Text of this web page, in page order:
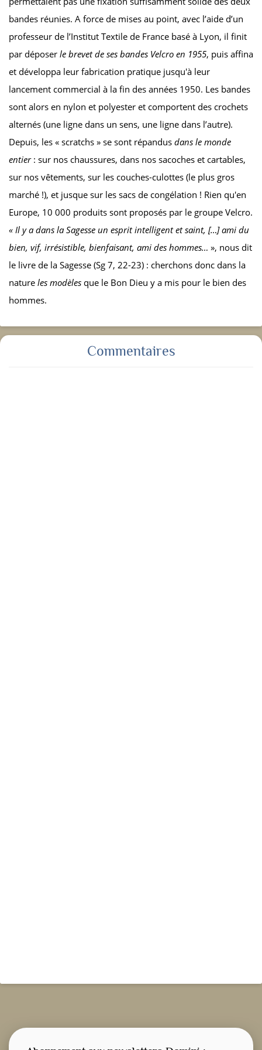
bandes réunies. A force de mises au point, avec l’aide d’un
professeur de l’Institut Textile de France basé à Lyon, il finit
par déposer le brevet de ses bandes Velcro en 1955, puis affina
et développa leur fabrication pratique jusqu'à leur
lancement commercial à la fin des années 1950. Les bandes
sont alors en nylon et polyester et comportent des crochets
alternés (une ligne dans un sens, une ligne dans l’autre).
Depuis, les « scratchs » se sont répandus dans le monde
entier: sur nos chaussures, dans nos sacoches et cartables,
sur nos vêtements, sur les couches-culottes (le plus gros
marché !), et jusque sur les sacs de congélation ! Rien qu'en
Europe, 10 000 produits sont proposés par le groupe Velcro.
« Il y a dans la Sagesse un esprit intelligent et saint, […] ami du
bien, vif, irrésistible, bienfaisant, ami des hommes… », nous dit
le livre de la Sagesse (Sg 7, 22-23) : cherchons donc dans la
nature les modèles que le Bon Dieu y a mis pour le bien des
hommes.
Commentaires